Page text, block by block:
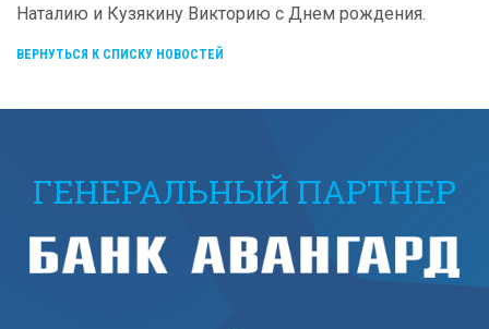
Наталию и Кузякину Викторию с Днем рождения.
ВЕРНУТЬСЯ К СПИСКУ НОВОСТЕЙ
ГЕНЕРАЛЬНЫЙ ПАРТНЕР